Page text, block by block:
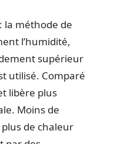
la méthode de
l’humidité,
supérieur
utilisé. Comparé
libère plus
Moins de
de chaleur